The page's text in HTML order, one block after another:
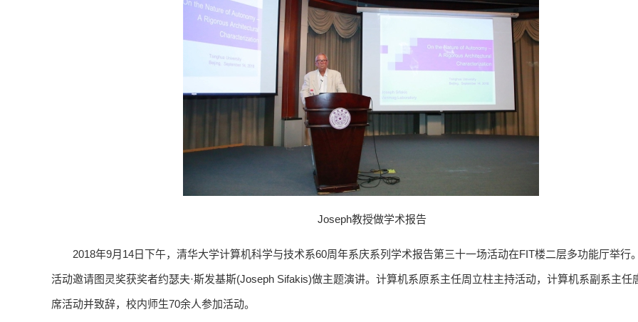
Joseph教授做学术报告
2018年9月14日下午，清华大学计算机科学与技术系60周年系庆系列学术报告第三十一场活动在FIT楼二层多功能厅举行
活动邀请图灵奖获奖者约瑟夫·斯发基斯(Joseph Sifakis)做主题演讲。计算机系原系主任周立柱主持活动，计算机系副系主任
席活动并致辞，校内师生70余人参加活动。